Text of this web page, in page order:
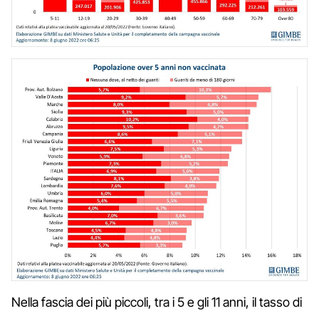
Nella fascia dei più piccoli, tra i 5 e gli 11 anni, il tasso di